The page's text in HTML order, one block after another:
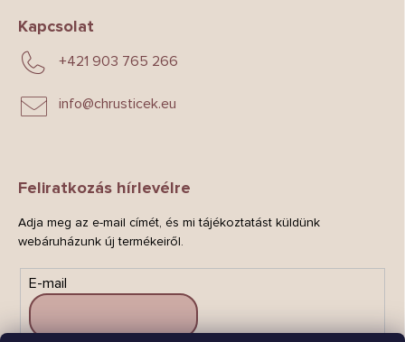
Kapcsolat
info@chrusticek.eu
+421 903 765 266
Feliratkozás hírlevélre
Adja meg az e-mail címét, és mi tájékoztatást küldünk
webáruházunk új termékeiről.
E-mail